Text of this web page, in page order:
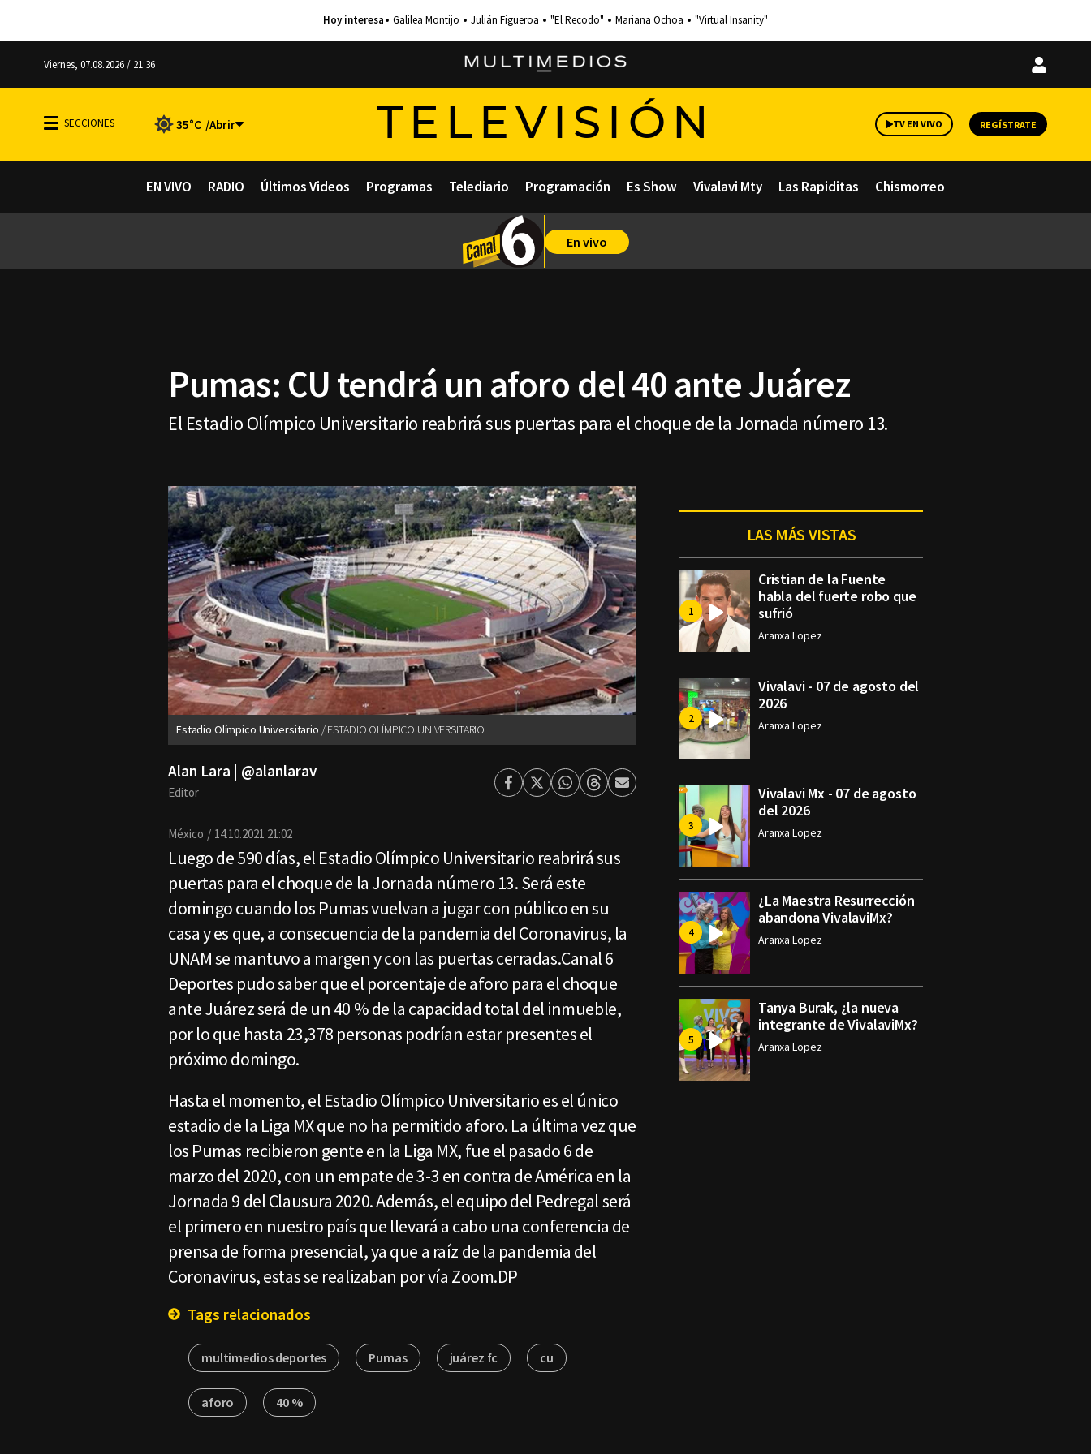
Galilea Montijo Julián Figueroa "El Recodo" Mariana Ochoa "Virtual Insanity"
Viernes, 07.08.2026 / 21:36
Iniciar
35°C TELEVISIÓN TV EN VIVO REGÍSTRATE
EN VIVO RADIO Últimos Videos Programas Telediario Programación Es Show Vivalavi Mty Las Rapiditas Chismorreo
En vivo
Pumas: CU tendrá un aforo del 40 ante Juárez
El Estadio Olímpico Universitario reabrirá sus puertas para el choque de la Jornada número 13.
Estadio Olímpico Universitario ESTADIO OLÍMPICO UNIVERSITARIO
Alan Lara | @alanlarav
Editor Facebook
TwitterWhatsapp
ThreadsEnviar
México 14.10.2021 21:02
Luego de 590 días, el Estadio Olímpico Universitario reabrirá sus
puertas para el choque de la Jornada número 13. Será este
domingo cuando los Pumas vuelvan a jugar con público en su
casa y es que, a consecuencia de la pandemia del Coronavirus, la
UNAM se mantuvo a margen y con las puertas cerradas.Canal 6
Deportes pudo saber que el porcentaje de aforo para el choque
ante Juárez será de un 40 % de la capacidad total del inmueble,
por lo que hasta 23,378 personas podrían estar presentes el
próximo domingo.
Hasta el momento, el Estadio Olímpico Universitario es el único
estadio de la Liga MX que no ha permitido aforo. La última vez que
los Pumas recibieron gente en la Liga MX, fue el pasado 6 de
marzo del 2020, con un empate de 3-3 en contra de América en la
Jornada 9 del Clausura 2020. Además, el equipo del Pedregal será
el primero en nuestro país que llevará a cabo una conferencia de
prensa de forma presencial, ya que a raíz de la pandemia del
Coronavirus, estas se realizaban por vía Zoom.DP
Tags relacionados
multimedios deportes Pumas juárez fc cu
aforo 40 %
LAS MÁS VISTAS
Cristian de la Fuente
habla del fuerte robo que
sufrió
Aranxa Lopez
Vivalavi - 07 de agosto del
2026
Aranxa Lopez
Vivalavi Mx - 07 de agosto
del 2026
Aranxa Lopez
¿La Maestra Resurrección
abandona VivalaviMx?
Aranxa Lopez
Tanya Burak, ¿la nueva
integrante de VivalaviMx?
Aranxa Lopez